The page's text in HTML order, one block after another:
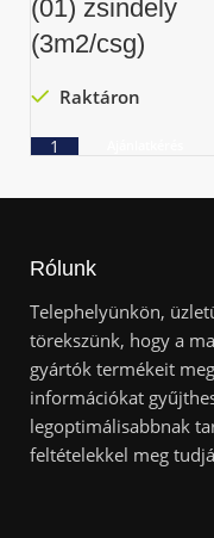
(01) zsindely
(3m2/csg)
Raktáron
Rólunk
Telephelyünkön,
törekszünk, hogy a
gyártók termékeit
információkat
legoptimálisabbnak
feltételekkel meg